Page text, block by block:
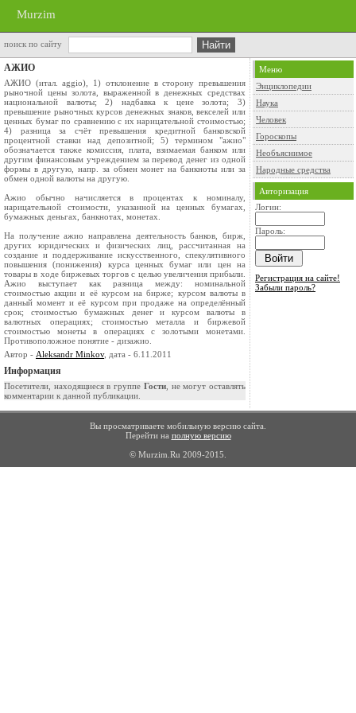
Murzim
поиск по сайту
АЖИО
АЖИО (итал. aggio), 1) отклонение в сторону превышения
рыночной цены золота, выраженной в денежных средствах
национальной валюты; 2) надбавка к цене золота; 3)
превышение рыночных курсов денежных знаков, векселей или
ценных бумаг по сравнению с их нарицательной стоимостью;
4) разница за счёт превышения кредитной банковской
процентной ставки над депозитной; 5) термином "ажио"
обозначается также комиссия, плата, взимаемая банком или
другим финансовым учреждением за перевод денег из одной
формы в другую, напр. за обмен монет на банкноты или за
обмен одной валюты на другую.
Ажио обычно начисляется в процентах к номиналу,
нарицательной стоимости, указанной на ценных бумагах,
бумажных деньгах, банкнотах, монетах.
На получение ажио направлена деятельность банков, бирж,
других юридических и физических лиц, рассчитанная на
создание и поддерживание искусственного, спекулятивного
повышения (понижения) курса ценных бумаг или цен на
товары в ходе биржевых торгов с целью увеличения прибыли.
Ажио выступает как разница между: номинальной
стоимостью акции и её курсом на бирже; курсом валюты в
данный момент и её курсом при продаже на определённый
срок; стоимостью бумажных денег и курсом валюты в
валютных операциях; стоимостью металла и биржевой
стоимостью монеты в операциях с золотыми монетами.
Противоположное понятие - дизажио.
Автор - Aleksandr Minkov, дата - 6.11.2011
Информация
Посетители, находящиеся в группе Гости, не могут оставлять
комментарии к данной публикации.
Меню
Энциклопедии
Наука
Человек
Гороскопы
Необъяснимое
Народные средства
Авторизация
Логин:
Пароль:
Регистрация на сайте!
Забыли пароль?
Вы просматриваете мобильную версию сайта.
Перейти на полную версию
© Murzim.Ru 2009-2015.